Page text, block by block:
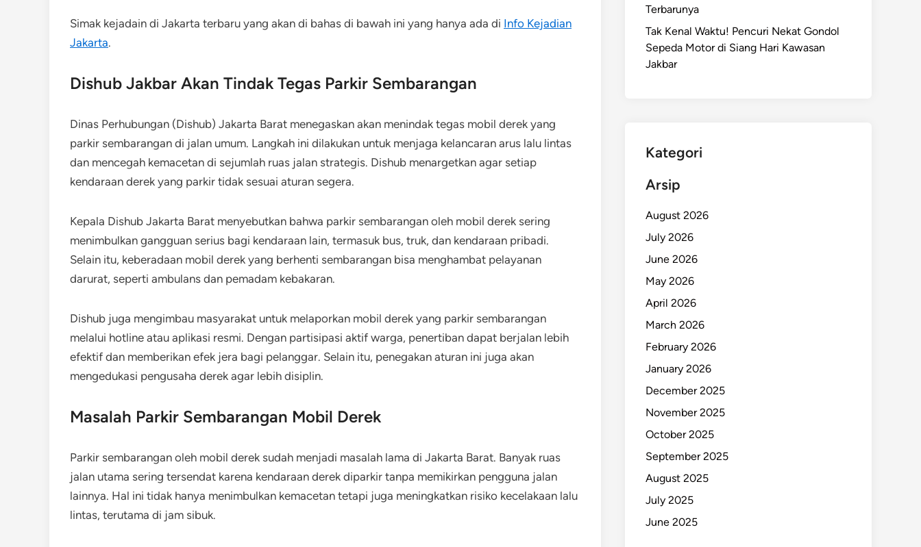
Simak kejadain di Jakarta terbaru yang akan di bahas di bawah ini yang hanya ada di Info Kejadian
Jakarta.
Dishub Jakbar Akan Tindak Tegas Parkir Sembarangan
Dinas Perhubungan (Dishub) Jakarta Barat menegaskan akan menindak tegas mobil derek yang
parkir sembarangan di jalan umum. Langkah ini dilakukan untuk menjaga kelancaran arus lalu lintas
dan mencegah kemacetan di sejumlah ruas jalan strategis. Dishub menargetkan agar setiap
kendaraan derek yang parkir tidak sesuai aturan segera.
Kepala Dishub Jakarta Barat menyebutkan bahwa parkir sembarangan oleh mobil derek sering
menimbulkan gangguan serius bagi kendaraan lain, termasuk bus, truk, dan kendaraan pribadi.
Selain itu, keberadaan mobil derek yang berhenti sembarangan bisa menghambat pelayanan
darurat, seperti ambulans dan pemadam kebakaran.
Dishub juga mengimbau masyarakat untuk melaporkan mobil derek yang parkir sembarangan
melalui hotline atau aplikasi resmi. Dengan partisipasi aktif warga, penertiban dapat berjalan lebih
efektif dan memberikan efek jera bagi pelanggar. Selain itu, penegakan aturan ini juga akan
mengedukasi pengusaha derek agar lebih disiplin.
Masalah Parkir Sembarangan Mobil Derek
Parkir sembarangan oleh mobil derek sudah menjadi masalah lama di Jakarta Barat. Banyak ruas
jalan utama sering tersendat karena kendaraan derek diparkir tanpa memikirkan pengguna jalan
lainnya. Hal ini tidak hanya menimbulkan kemacetan tetapi juga meningkatkan risiko kecelakaan lalu
lintas, terutama di jam sibuk.
Terbarunya
Tak Kenal Waktu! Pencuri Nekat Gondol
Sepeda Motor di Siang Hari Kawasan
Jakbar
Kategori
Arsip
August 2026
July 2026
June 2026
May 2026
April 2026
March 2026
February 2026
January 2026
December 2025
November 2025
October 2025
September 2025
August 2025
July 2025
June 2025